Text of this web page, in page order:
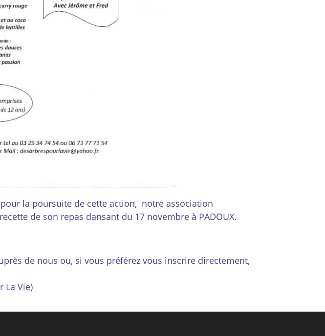
la poursuite de cette action, notre association
de son repas dansant du 17 novembre à PADOUX.
de nous ou, si vous préférez vous inscrire directement,
La Vie)